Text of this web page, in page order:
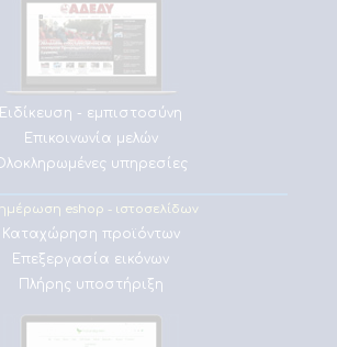
Ειδίκευση - εμπιστοσύνη
Επικοινωνία μελών
υπηρεσίες
eshop - ιστοσελίδων
Καταχώρηση προϊόντων
Επεξεργασία εικόνων
Πλήρης υποστήριξη